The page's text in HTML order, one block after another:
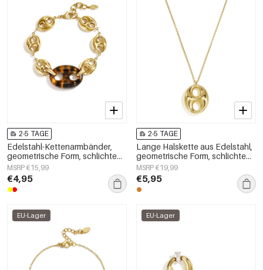
2-5 TAGE
Edelstahl-Kettenarmbänder,
geometrische Form, schlichte
Alltagsserie, Damenschmuck
MSRP €15,99
€4,95
2-5 TAGE
Lange Halskette aus Edelstahl,
geometrische Form, schlichte
Alltags-Serie, Damenschmuck
MSRP €19,99
€5,95
EU-Lager EU-Lager